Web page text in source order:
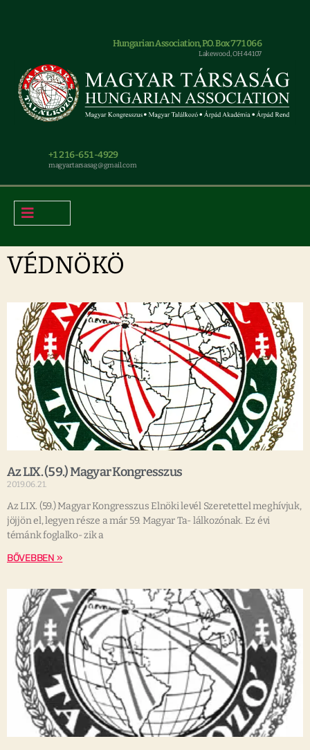
Hungarian Association, P.O. Box 771066
Lakewood, OH 44107
+1 216-651-4929
magyar.tarsasag@gmail.com
VÉDNÖKÖ
Az LIX. (59.) Magyar Kongresszus
2019.06.21.
Az LIX. (59.) Magyar Kongresszus Elnöki levél Szeretettel meghívjuk,
jöjjön el, legyen része a már 59. Magyar Ta- lálkozónak. Ez évi
témánk foglalko- zik a
BŐVEBBEN »